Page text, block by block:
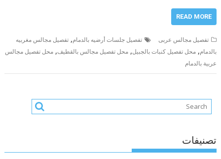
READ MORE
تفصيل مجالس عربى تفصيل جلسات أرضيه بالدمام,تفصيل مجالس مغربيه
بالدمام,محل تفصيل كنبات بالجبيل,محل تفصيل مجالس بالقطيف,محل تفصيل مجالس
عربية بالدمام
تصنيفات